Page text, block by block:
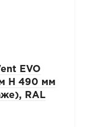
EVO
Н 490 мм
RAL